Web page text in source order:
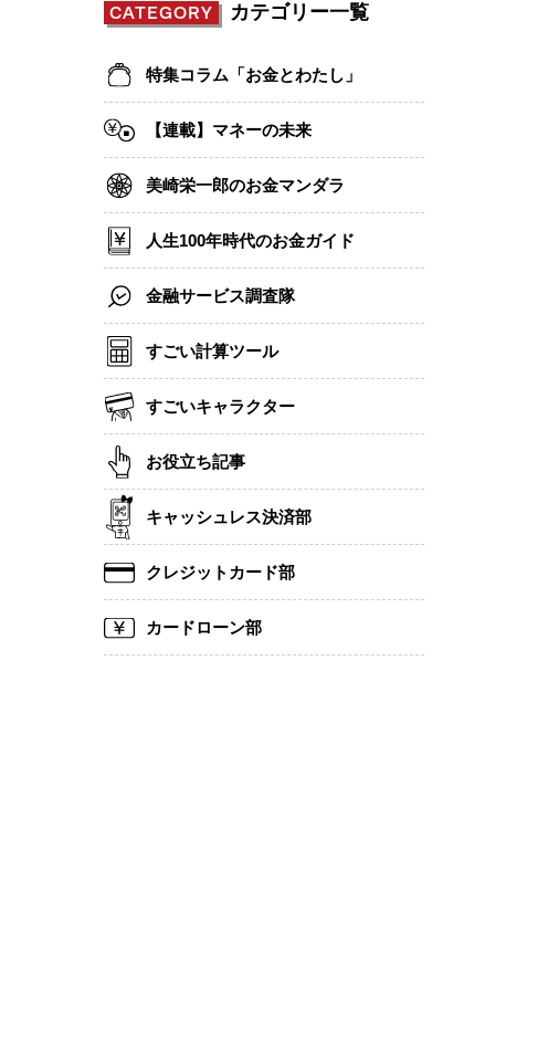
CATEGORY カテゴリー一覧
特集コラム「お金とわたし」
【連載】マネーの未来
美崎栄一郎のお金マンダラ
人生100年時代のお金ガイド
金融サービス調査隊
すごい計算ツール
すごいキャラクター
お役立ち記事
キャッシュレス決済部
クレジットカード部
カードローン部